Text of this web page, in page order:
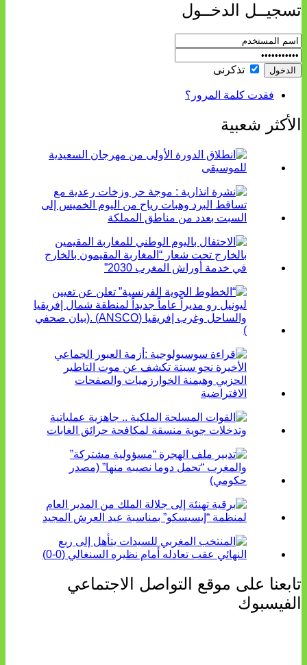
تسجيــل الدخــول
تذكرنى
فقدت كلمة المرور؟
الأكثر شعبية
تابعنا على موقع التواصل الاجتماعي
الفيسبوك